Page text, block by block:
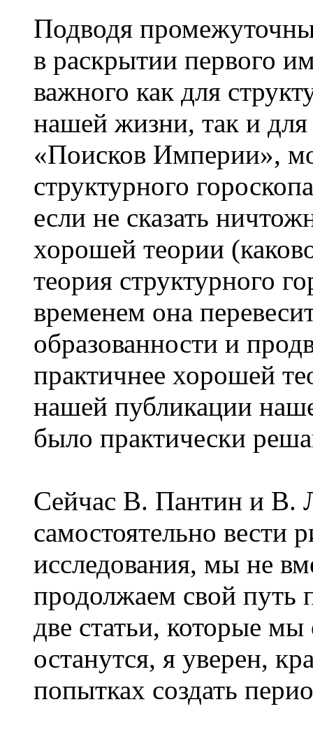
Подводя
в раскрытии первого
важного как для
нашей жизни, так и
«Поисков Империи»,
структурного
если не сказать
хорошей теории
теория структурного
временем она
образованности и
практичнее хорошей
нашей публикации
было практически
Сейчас В. Пантин и В.
самостоятельно вести
исследования, мы не
продолжаем свой путь
две статьи, которые
останутся, я уверен,
попытках создать